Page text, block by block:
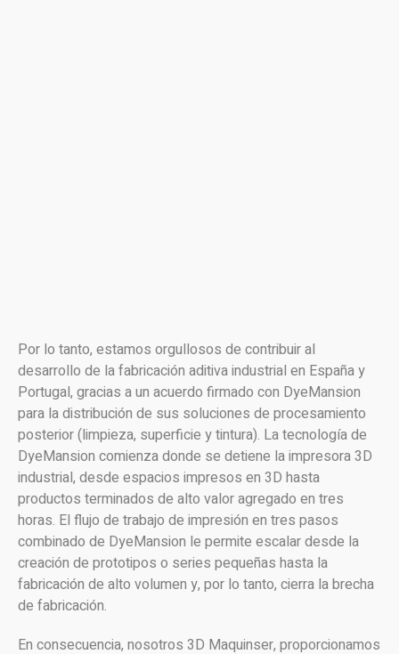
Por lo tanto, estamos orgullosos de contribuir al
desarrollo de la fabricación aditiva industrial en España y
Portugal, gracias a un acuerdo firmado con DyeMansion
para la distribución de sus soluciones de procesamiento
posterior (limpieza, superficie y tintura). La tecnología de
DyeMansion comienza donde se detiene la impresora 3D
industrial, desde espacios impresos en 3D hasta
productos terminados de alto valor agregado en tres
horas. El flujo de trabajo de impresión en tres pasos
combinado de DyeMansion le permite escalar desde la
creación de prototipos o series pequeñas hasta la
fabricación de alto volumen y, por lo tanto, cierra la brecha
de fabricación.
En consecuencia, nosotros 3D Maquinser, proporcionamos